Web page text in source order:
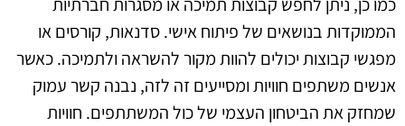
הממוקדות בנושאים של פיתוח אישי. סדנאות, קורסים או
מפגשי קבוצות יכולים להוות מקור להשראה ולתמיכה. כאשר
אנשים משתפים חוויות ומסייעים זה לזה, נבנה קשר עמוק
שמחזק את הביטחון העצמי של כול המשתתפים. חוויות